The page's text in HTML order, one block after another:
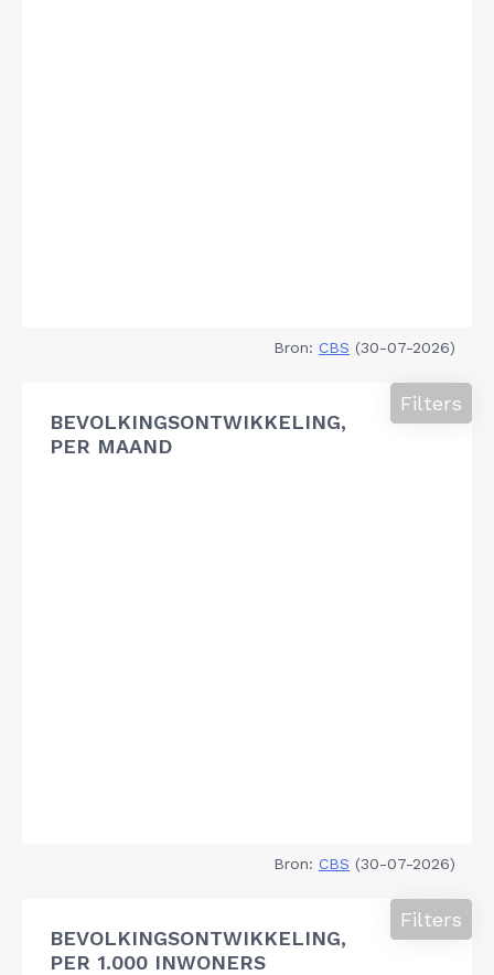
Bron: CBS (30-07-2026)
BEVOLKINGSONTWIKKELING,
PER MAAND
Filters
Bron: CBS (30-07-2026)
BEVOLKINGSONTWIKKELING,
PER 1.000 INWONERS
Filters